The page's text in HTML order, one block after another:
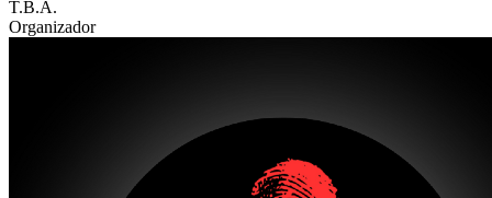
T.B.A.
Organizador